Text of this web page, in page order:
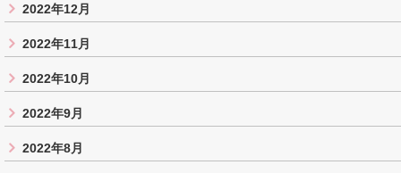
2022年12月
2022年11月
2022年10月
2022年9月
2022年8月